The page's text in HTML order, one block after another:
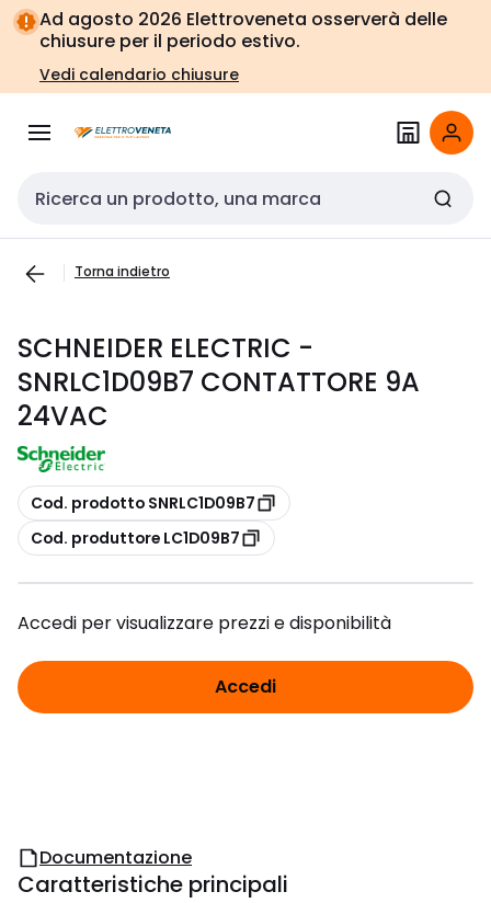
Vai alla
navigazione
Vai
alla
pagina
Ad agosto 2026 Elettroveneta osserverà delle
chiusure per il periodo estivo.
Vedi calendario chiusure
Cerca input
Torna indietro
SCHNEIDER ELECTRIC -
SNRLC1D09B7 CONTATTORE 9A
24VAC
copia
Cod. prodotto SNRLC1D09B7
copia
Cod. produttore LC1D09B7
Accedi per visualizzare prezzi e disponibilità
Accedi
Documentazione
Caratteristiche principali